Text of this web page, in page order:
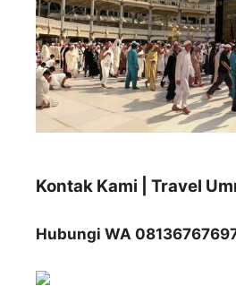
Kontak Kami | Travel
Hubungi WA